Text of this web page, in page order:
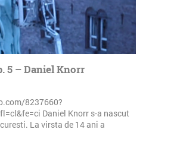
5 – Daniel Knorr
8237660?
Daniel Knorr s-a nascut
La virsta de 14 ani a